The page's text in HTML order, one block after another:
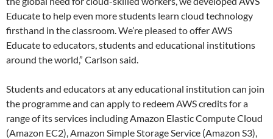
Educate to help even more students learn cloud technology
firsthand in the classroom. We’re pleased to offer AWS
Educate to educators, students and educational institutions
around the world,” Carlson said.
Students and educators at any educational institution can join
the programme and can apply to redeem AWS credits for a
range of its services including Amazon Elastic Compute Cloud
(Amazon EC2), Amazon Simple Storage Service (Amazon S3),